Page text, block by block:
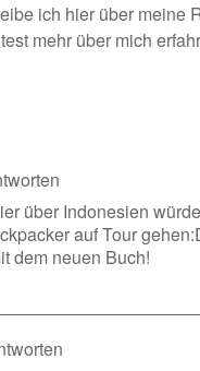
ich hier über meine
mehr über mich
über Indonesien
auf Tour
dem neuen Buch!